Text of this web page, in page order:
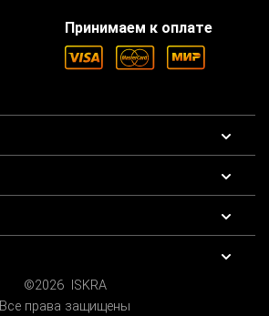
©2026 ISKRA
Все права защищены
Принимаем к оплате